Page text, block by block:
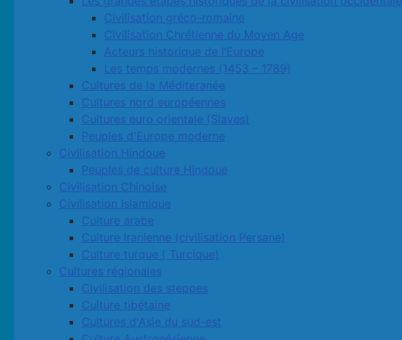
Civilisation gréco-romaine
Civilisation Chrétienne du Moyen Age
Acteurs historique de l’Europe
Les temps modernes (1453 – 1789)
Cultures de la Méditeranée
Cultures nord européennes
Cultures euro orientale (Slaves)
Peuples d'Europe moderne
Civilisation Hindoue
Peuples de culture Hindoue
Civilisation Chinoise
Civilisation Islamique
Culture arabe
Culture Iranienne (civilisation Persane)
Culture turque ( Turcique)
Cultures régionales
Civilisation des steppes
Culture tibétaine
Cultures d'Asie du sud-est